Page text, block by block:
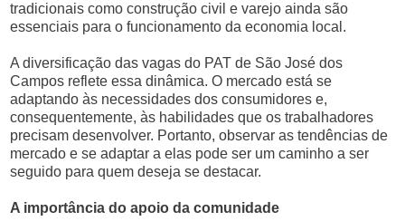
tradicionais como construção civil e varejo ainda são
essenciais para o funcionamento da economia local.
A diversificação das vagas do PAT de São José dos
Campos reflete essa dinâmica. O mercado está se
adaptando às necessidades dos consumidores e,
consequentemente, às habilidades que os trabalhadores
precisam desenvolver. Portanto, observar as tendências de
mercado e se adaptar a elas pode ser um caminho a ser
seguido para quem deseja se destacar.
A importância do apoio da comunidade